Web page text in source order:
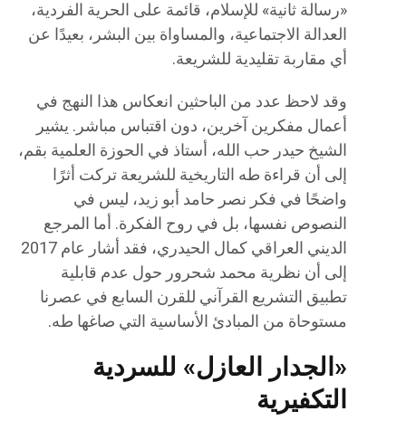
«رسالة ثانية» للإسلام، قائمة على الحرية الفردية،
العدالة الاجتماعية، والمساواة بين البشر، بعيدًا عن
أي مقاربة تقليدية للشريعة.
وقد لاحظ عدد من الباحثين انعكاس هذا النهج في
أعمال مفكرين آخرين، دون اقتباس مباشر. يشير
الشيخ حيدر حب الله، أستاذ في الحوزة العلمية بقم،
إلى أن قراءة طه التاريخية للشريعة تركت أثرًا
واضحًا في فكر نصر حامد أبو زيد، ليس في
النصوص نفسها، بل في روح الفكرة. أما المرجع
الديني العراقي كمال الحيدري، فقد أشار عام 2017
إلى أن نظرية محمد شحرور حول عدم قابلية
تطبيق التشريع القرآني للقرن السابع في عصرنا
مستوحاة من المبادئ الأساسية التي صاغها طه.
«الجدار العازل» للسردية
التكفيرية